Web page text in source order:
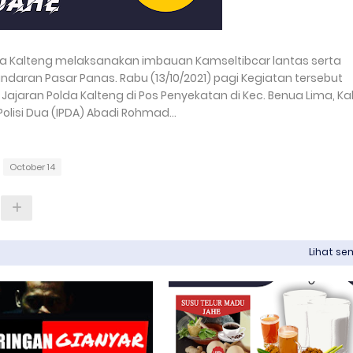
Kalteng melaksanakan imbauan Kamseltibcar lantas serta
Pasar Panas. Rabu (13/10/2021) pagi Kegiatan tersebut
Polda Kalteng di Pos Penyekatan di Kec. Benua Lima,
Dua (IPDA) Abadi Rohmad...
October 14
Lihat